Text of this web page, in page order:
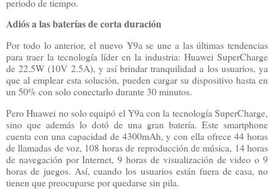
Adiós a las baterías de corta duración
Por todo lo anterior, el nuevo Y9a se une a las últimas tendencias
para traer la tecnología líder en la industria: Huawei SuperCharge
de 22.5W (10V 2.5A), y así brindar tranquilidad a los usuarios, ya
que al emplear esta solución, pueden cargar su dispositivo hasta en
un 50% con solo conectarlo durante 30 minutos.
Pero Huawei no solo equipó el Y9a con la tecnología SuperCharge,
sino que además lo dotó de una gran batería. Este smartphone
cuenta con una capacidad de 4300mAh, y con ella ofrece 44 horas
de llamadas de voz, 108 horas de reproducción de música, 14 horas
de navegación por Internet, 9 horas de visualización de video o 9
horas de juegos. Así, cuando los usuarios están fuera de casa, no
tienen que preocuparse por quedarse sin pila.